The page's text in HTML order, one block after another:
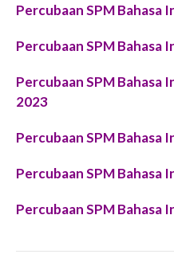
Percubaan SPM Bahasa
Percubaan SPM Bahasa
Percubaan SPM Bahasa
2023
Percubaan SPM Bahasa
Percubaan SPM Bahasa
Percubaan SPM Bahasa